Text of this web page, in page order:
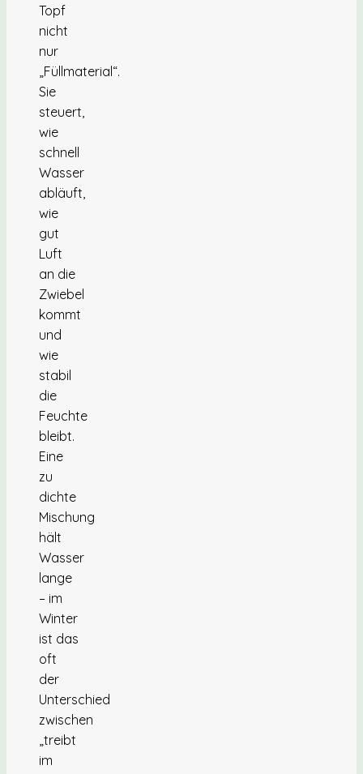
Topf
nicht
nur
„Füllmaterial“.
Sie
steuert,
wie
schnell
Wasser
abläuft,
wie
gut
Luft
an die
Zwiebel
kommt
und
wie
stabil
die
Feuchte
bleibt.
Eine
zu
dichte
Mischung
hält
Wasser
lange
– im
Winter
ist das
oft
der
Unterschied
zwischen
„treibt
im